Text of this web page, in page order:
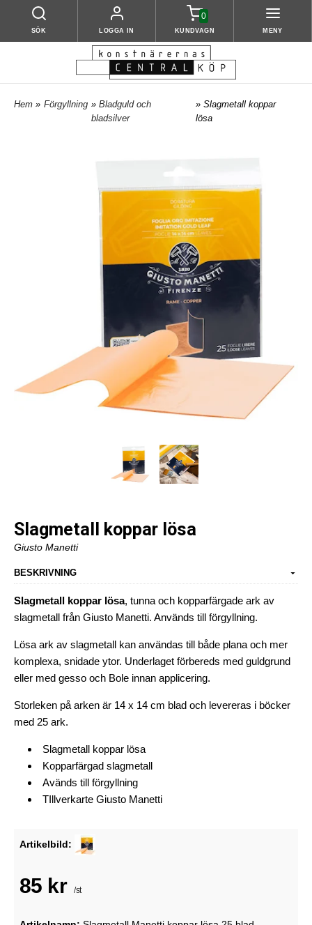
SÖK LOGGA IN
0
KUNDVAGN MENY
Hem » Förgyllning » Bladguld och
bladsilver
» Slagmetall koppar
lösa
Slagmetall koppar lösa
Giusto Manetti
BESKRIVNING
Slagmetall koppar lösa, tunna och kopparfärgade ark av
slagmetall från Giusto Manetti. Används till förgyllning.
Lösa ark av slagmetall kan användas till både plana och mer
komplexa, snidade ytor. Underlaget förbereds med guldgrund
eller med gesso och Bole innan applicering.
Storleken på arken är 14 x 14 cm blad och levereras i böcker
med 25 ark.
Slagmetall koppar lösa
Kopparfärgad slagmetall
Avänds till förgyllning
TIllverkarteGiusto Manetti
Artikelbild:
85 kr /st